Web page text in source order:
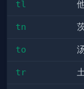
tl
tn
to
tr